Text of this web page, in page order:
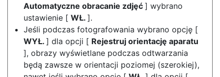
Automatyczne obracanie zdjęć ] wybrano
ustawienie [ WŁ. ].
Jeśli podczas fotografowania wybrano opcję [
WYŁ. ] dla opcji [ Rejestruj orientację aparatu
], obrazy wyświetlane podczas odtwarzania
będą zawsze w orientacji poziomej (szerokiej),